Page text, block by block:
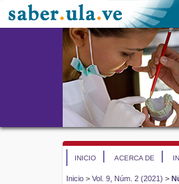
INICIO ACERCA DE
Inicio > Vol. 9, Núm. 2 (2021) >